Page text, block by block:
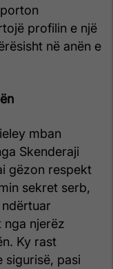
profilin e një
në anën e
mban
Skenderaji
gëzon respekt
sekret serb,
nga njerëz
Ky rast
sigurisë, pasi